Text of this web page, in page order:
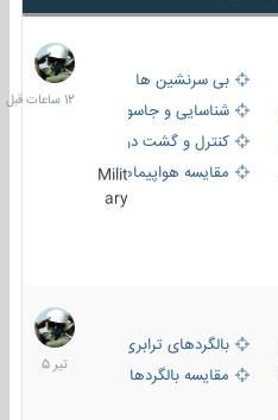
بی سرنشین ها
شناسایی و جاسوسی
کنترل و گشت دریایی
مقایسه هواپیماهاMilit
ary
12
ساعات
قبل
بالگردهای ترابری
مقایسه بالگردها
22
تیر
1405